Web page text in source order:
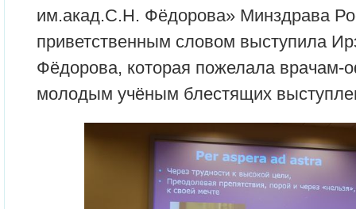
им.акад.С.Н. Фёдорова» Минздрава
приветственным словом выступила
Фёдорова, которая пожелала врачам-
молодым учёным блестящих